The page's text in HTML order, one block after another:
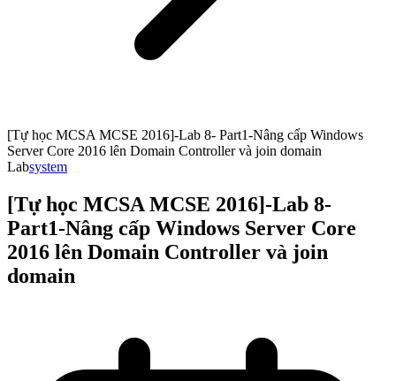
[Tự học MCSA MCSE 2016]-Lab 8- Part1-Nâng cấp Windows
Server Core 2016 lên Domain Controller và join domain
Labsystem
[Tự học MCSA MCSE 2016]-Lab 8-
Part1-Nâng cấp Windows Server Core
2016 lên Domain Controller và join
domain